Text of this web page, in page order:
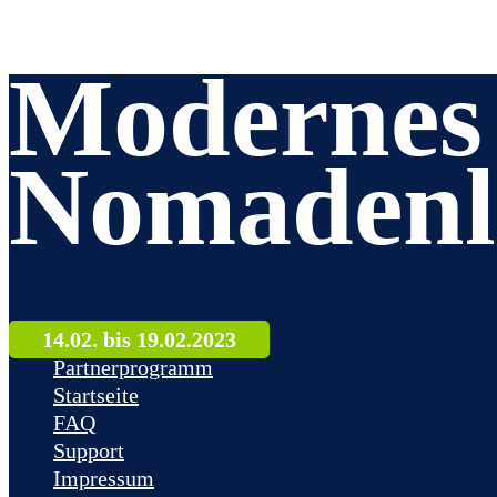
Modernes
14.02. bis 19.02.2023
Partnerprogramm
Startseite
FAQ
Support
Impressum